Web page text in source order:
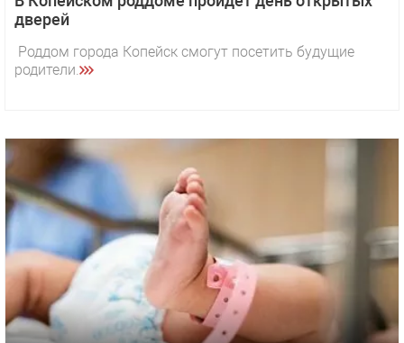
дверей
Роддом города Копейск смогут посетить будущие
родители.